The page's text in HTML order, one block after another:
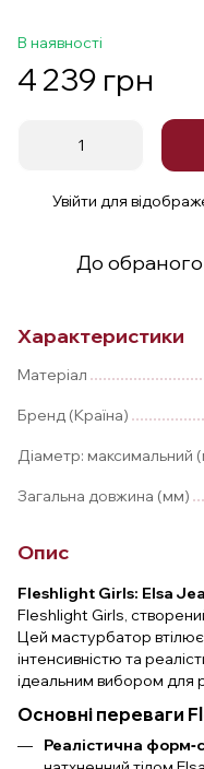
В наявності
4 239 грн
Увійти для
До обраного
Характеристики
Матеріал
Бренд (Країна)
Діаметр: максимальний
Загальна довжина (мм)
Опис
Fleshlight Girls: Elsa
Fleshlight Girls,
Цей мастурбатор
інтенсивністю та
ідеальним вибором для
Основні переваги
Реалістична